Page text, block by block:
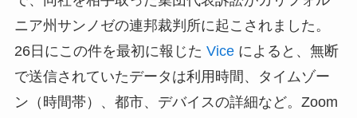
ニア州サンノゼの連邦裁判所に起こされました。
26日にこの件を最初に報じた Viceによると、無断
で送信されていたデータは利用時間、タイムゾー
ン（時間帯）、都市、デバイスの詳細など。Zoom